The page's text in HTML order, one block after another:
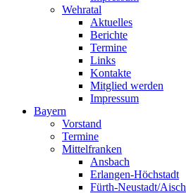
Wehratal
Aktuelles
Berichte
Termine
Links
Kontakte
Mitglied werden
Impressum
Bayern
Vorstand
Termine
Mittelfranken
Ansbach
Erlangen-Höchstadt
Fürth-Neustadt/Aisch